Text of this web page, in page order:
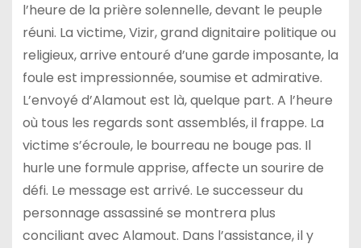
l’heure de la prière solennelle, devant le peuple
réuni. La victime, Vizir, grand dignitaire politique ou
religieux, arrive entouré d’une garde imposante, la
foule est impressionnée, soumise et admirative.
L’envoyé d’Alamout est là, quelque part. A l’heure
où tous les regards sont assemblés, il frappe. La
victime s’écroule, le bourreau ne bouge pas. Il
hurle une formule apprise, affecte un sourire de
défi. Le message est arrivé. Le successeur du
personnage assassiné se montrera plus
conciliant avec Alamout. Dans l’assistance, il y